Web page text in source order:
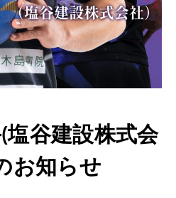
谷建設株式会
お知らせ